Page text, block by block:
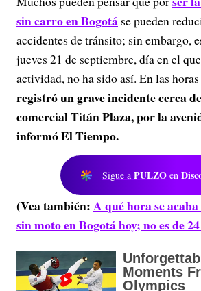
sin carro en Bogotá se pueden
accidentes de tránsito; sin embargo,
jueves 21 de septiembre, día en el
actividad, no ha sido así. En las
registró un grave incidente cerca
comercial Titán Plaza, por la
informó El Tiempo.
Sigue a PULZO en
(Vea también:A qué hora se
sin moto en Bogotá hoy; no es de